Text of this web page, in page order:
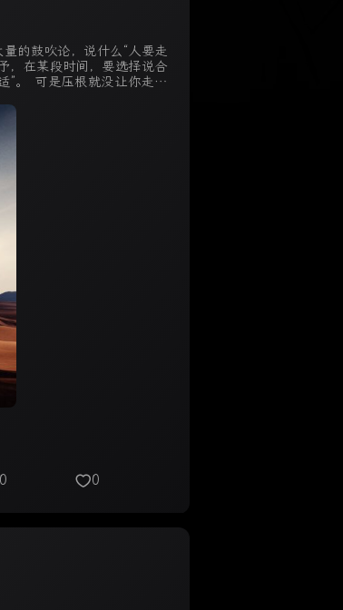
的鼓吹论，说什么“人要走
，在某段时间，要选择说合
”。 可是压根就没让你走出
0 0